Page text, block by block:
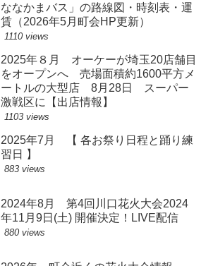
ななかまバス」の路線図・時刻表・運
賃（2026年5月町会HP更新）
1110 views
2025年８月 オーケーが埼玉20店舗目
をオープンへ 売場面積約1600平方メ
ートルの大型店 8月28日 スーパー
激戦区に【出店情報】
1103 views
2025年7月 【 各お祭り日程と踊り練
習日 】
883 views
2024年8月 第4回川口花火大会2024
年11月9日(土) 開催決定！LIVE配信
880 views